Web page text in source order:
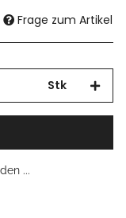
Frage zum Artikel
Stk
...